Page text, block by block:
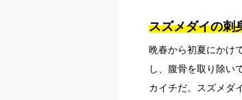
スズメダイの刺
晩春から初夏にかけ
し、腹骨を取り除い
カイチだ。スズメダ